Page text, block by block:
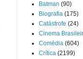
Batman (90)
Biografia (175)
Catástrofe (24)
Cinema
Comédia (604)
Crítica (2199)